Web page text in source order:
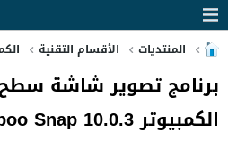
المنتديات الأقسام التقنية
برنامج تصوير شاشة
الكمبيوتر Ashampoo Snap 10.0.3